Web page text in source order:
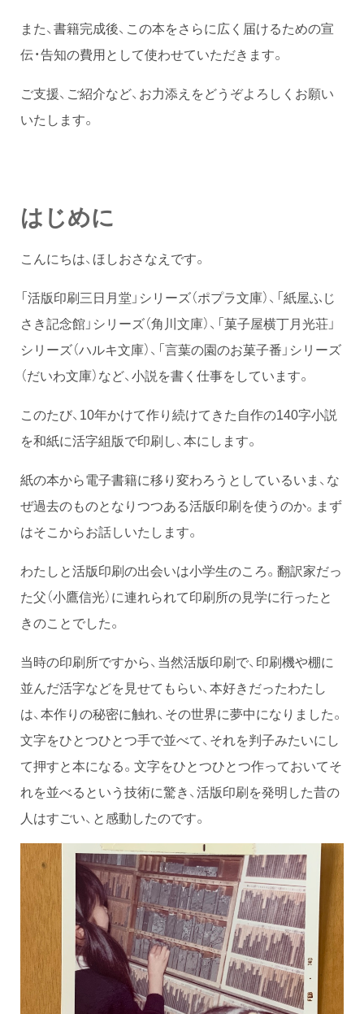
また、書籍完成後、この本をさらに広く届けるための宣
伝・告知の費用として使わせていただきます。
ご支援、ご紹介など、お力添えをどうぞよろしくお願い
いたします。
はじめに
こんにちは、ほしおさなえです。
「活版印刷三日月堂」シリーズ（ポプラ文庫）、「紙屋ふじ
さき記念館」シリーズ（角川文庫）、「菓子屋横丁月光荘」
シリーズ（ハルキ文庫）、「言葉の園のお菓子番」シリーズ
（だいわ文庫）など、小説を書く仕事をしています。
このたび、10年かけて作り続けてきた自作の140字小説
を和紙に活字組版で印刷し、本にします。
紙の本から電子書籍に移り変わろうとしているいま、な
ぜ過去のものとなりつつある活版印刷を使うのか。まず
はそこからお話しいたします。
わたしと活版印刷の出会いは小学生のころ。翻訳家だっ
た父（小鷹信光）に連れられて印刷所の見学に行ったと
きのことでした。
当時の印刷所ですから、当然活版印刷で、印刷機や棚に
並んだ活字などを見せてもらい、本好きだったわたし
は、本作りの秘密に触れ、その世界に夢中になりました。
文字をひとつひとつ手で並べて、それを判子みたいにし
て押すと本になる。文字をひとつひとつ作っておいてそ
れを並べるという技術に驚き、活版印刷を発明した昔の
人はすごい、と感動したのです。